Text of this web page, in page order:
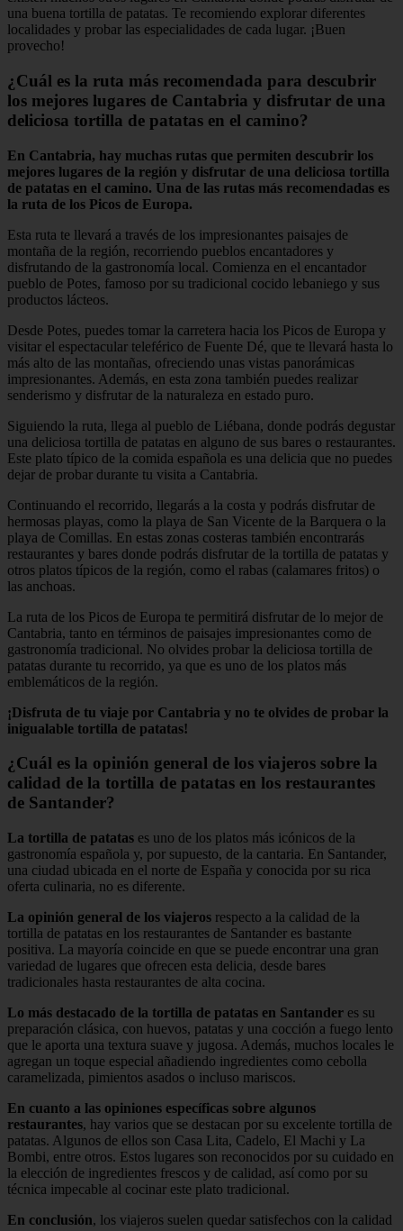
una buena tortilla de patatas. Te recomiendo explorar diferentes
localidades y probar las especialidades de cada lugar. ¡Buen
provecho!
¿Cuál es la ruta más recomendada para descubrir
los mejores lugares de Cantabria y disfrutar de una
deliciosa tortilla de patatas en el camino?
En Cantabria, hay muchas rutas que permiten descubrir los
mejores lugares de la región y disfrutar de una deliciosa tortilla
de patatas en el camino. Una de las rutas más recomendadas es
la ruta de los Picos de Europa.
Esta ruta te llevará a través de los impresionantes paisajes de
montaña de la región, recorriendo pueblos encantadores y
disfrutando de la gastronomía local. Comienza en el encantador
pueblo de Potes, famoso por su tradicional cocido lebaniego y sus
productos lácteos.
Desde Potes, puedes tomar la carretera hacia los Picos de Europa y
visitar el espectacular teleférico de Fuente Dé, que te llevará hasta lo
más alto de las montañas, ofreciendo unas vistas panorámicas
impresionantes. Además, en esta zona también puedes realizar
senderismo y disfrutar de la naturaleza en estado puro.
Siguiendo la ruta, llega al pueblo de Liébana, donde podrás degustar
una deliciosa tortilla de patatas en alguno de sus bares o restaurantes.
Este plato típico de la comida española es una delicia que no puedes
dejar de probar durante tu visita a Cantabria.
Continuando el recorrido, llegarás a la costa y podrás disfrutar de
hermosas playas, como la playa de San Vicente de la Barquera o la
playa de Comillas. En estas zonas costeras también encontrarás
restaurantes y bares donde podrás disfrutar de la tortilla de patatas y
otros platos típicos de la región, como el rabas (calamares fritos) o
las anchoas.
La ruta de los Picos de Europa te permitirá disfrutar de lo mejor de
Cantabria, tanto en términos de paisajes impresionantes como de
gastronomía tradicional. No olvides probar la deliciosa tortilla de
patatas durante tu recorrido, ya que es uno de los platos más
emblemáticos de la región.
¡Disfruta de tu viaje por Cantabria y no te olvides de probar la
inigualable tortilla de patatas!
¿Cuál es la opinión general de los viajeros sobre la
calidad de la tortilla de patatas en los restaurantes
de Santander?
La tortilla de patatas es uno de los platos más icónicos de la
gastronomía española y, por supuesto, de la cantaria. En Santander,
una ciudad ubicada en el norte de España y conocida por su rica
oferta culinaria, no es diferente.
La opinión general de los viajeros respecto a la calidad de la
tortilla de patatas en los restaurantes de Santander es bastante
positiva. La mayoría coincide en que se puede encontrar una gran
variedad de lugares que ofrecen esta delicia, desde bares
tradicionales hasta restaurantes de alta cocina.
Lo más destacado de la tortilla de patatas en Santander es su
preparación clásica, con huevos, patatas y una cocción a fuego lento
que le aporta una textura suave y jugosa. Además, muchos locales le
agregan un toque especial añadiendo ingredientes como cebolla
caramelizada, pimientos asados o incluso mariscos.
En cuanto a las opiniones específicas sobre algunos
restaurantes, hay varios que se destacan por su excelente tortilla de
patatas. Algunos de ellos son Casa Lita, Cadelo, El Machi y La
Bombi, entre otros. Estos lugares son reconocidos por su cuidado en
la elección de ingredientes frescos y de calidad, así como por su
técnica impecable al cocinar este plato tradicional.
En conclusión, los viajeros suelen quedar satisfechos con la calidad